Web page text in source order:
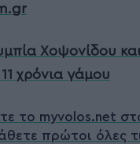
Χοψονίδου
χρόνια γάμου
το myvolos.net
πρώτοι όλες